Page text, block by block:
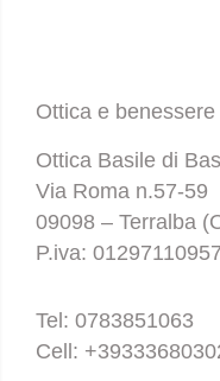
Ottica e
Ottica Basile di
Via Roma n.57-59
09098 – Terralba
P.iva: 01297110957
Tel: 0783851063
Cell: